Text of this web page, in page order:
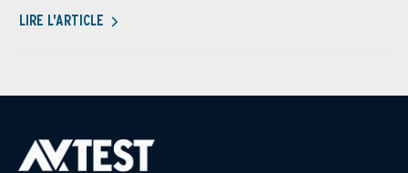
LIRE L'ARTICLE